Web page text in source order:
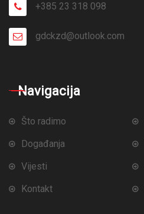
+385 23 318 098
gdckzd@outlook.com
Navigacija
Što radimo
Događanja
Vijesti
Kontakt